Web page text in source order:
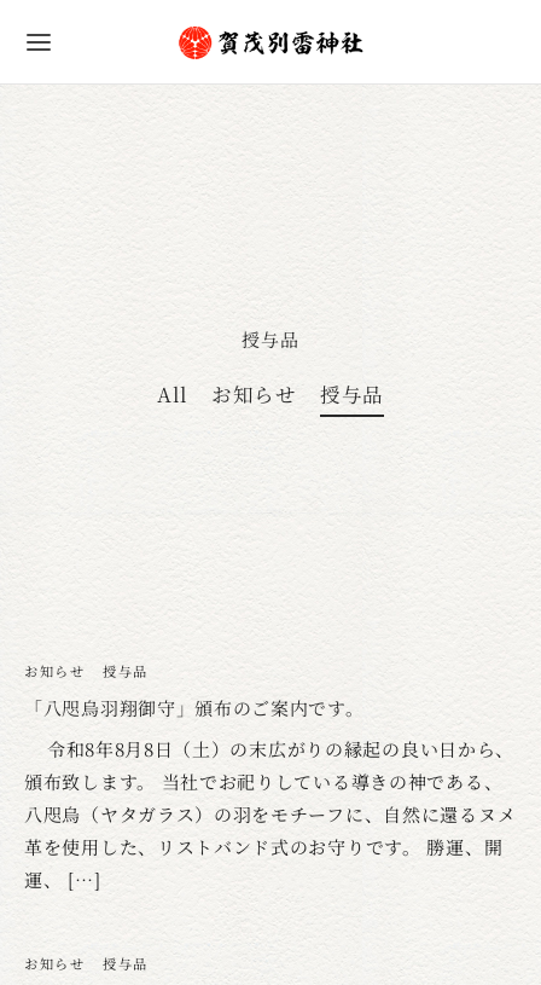
授与品
All お知らせ 授与品
お知らせ 授与品
「八咫烏羽翔御守」頒布のご案内です。
令和8年8月8日（土）の末広がりの縁起の良い日から、
頒布致します。 当社でお祀りしている導きの神である、
八咫烏（ヤタガラス）の羽をモチーフに、自然に還るヌメ
革を使用した、リストバンド式のお守りです。 勝運、開
運、 […]
お知らせ 授与品